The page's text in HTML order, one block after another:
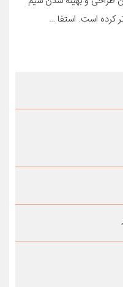
کرده است. استفا …